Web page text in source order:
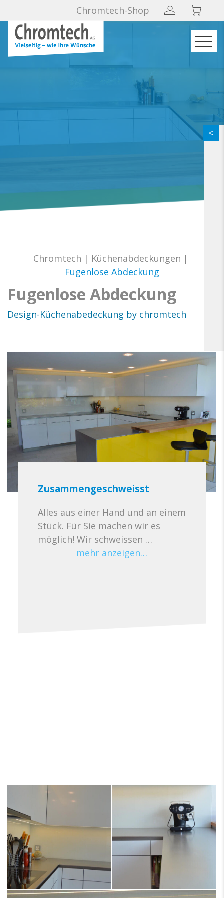
Chromtech-Shop
Chromtech | Küchenabdeckungen |
Fugenlose Abdeckung
Fugenlose Abdeckung
Design-Küchenabedeckung by chromtech
Zusammengeschweisst
Alles aus einer Hand und an einem
Stück. Für Sie machen wir es
möglich! Wir schweissen …
mehr anzeigen…